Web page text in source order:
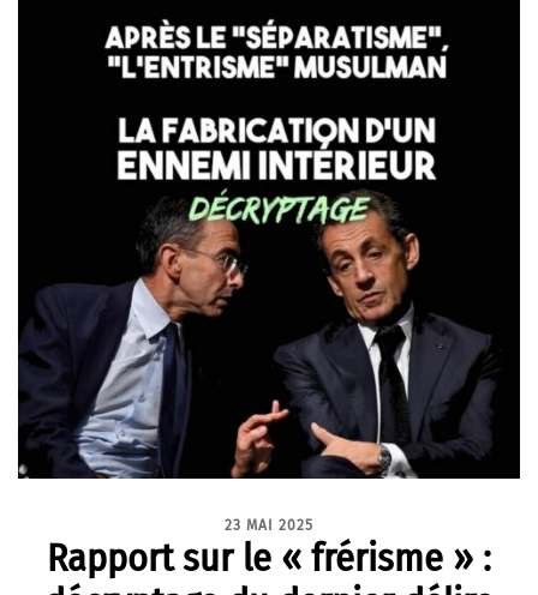
23 MAI 2025
Rapport sur le « frérisme » :